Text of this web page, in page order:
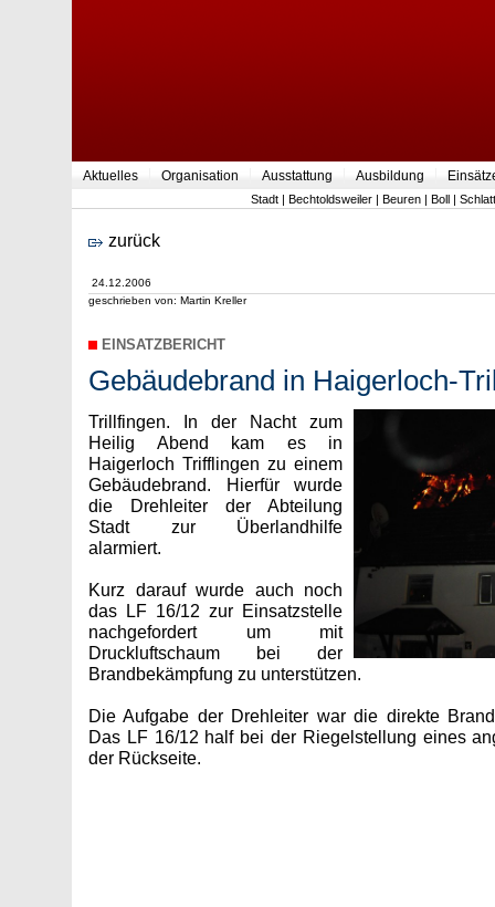
Aktuelles Organisation Ausstattung Ausbildung
Stadt | Bechtoldsweiler | Beuren | Boll | Schlatt
zurück
24.12.2006
geschrieben von: Martin Kreller
EINSATZBERICHT
Gebäudebrand in Haigerloch-
Trillfingen. In der Nacht zum
Heilig Abend kam es in
Haigerloch Trifflingen zu einem
Gebäudebrand. Hierfür wurde
die Drehleiter der Abteilung
Stadt zur Überlandhilfe
alarmiert.
Kurz darauf wurde auch noch
das LF 16/12 zur Einsatzstelle
nachgefordert um mit
Druckluftschaum bei der
Brandbekämpfung zu unterstützen.
Die Aufgabe der Drehleiter war die direkte
Das LF 16/12 half bei der Riegelstellung eines
der Rückseite.